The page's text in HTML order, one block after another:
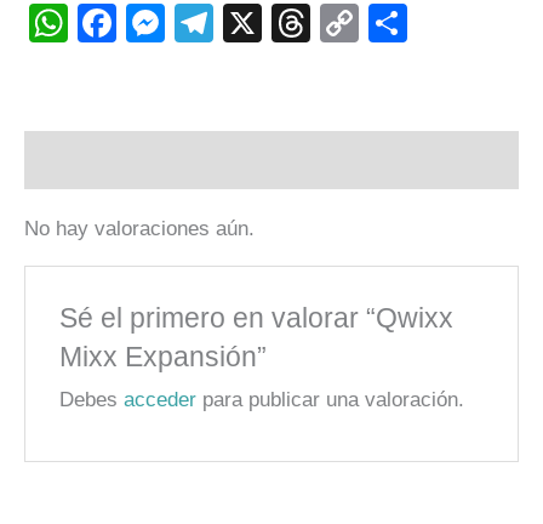
WhatsApp
Facebook
Messenger
Telegram
X Threads
Copy
No hay valoraciones aún.
Sé el primero en valorar “Qwixx
Mixx Expansión”
Debesacceder para publicar una valoración.